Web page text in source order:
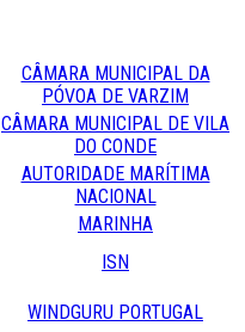
CÂMARA MUNICIPAL DA
PÓVOA DE VARZIM
CÂMARA MUNICIPAL DE VILA
DO CONDE
AUTORIDADE MARÍTIMA
NACIONAL
MARINHA
ISN
WINDGURU PORTUGAL